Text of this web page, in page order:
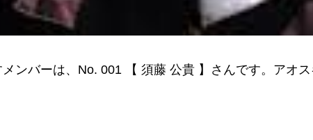
ンバーは、No. 001 【 須藤 公貴 】さんです。アオ